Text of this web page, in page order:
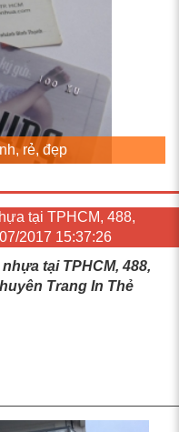
rẻ, đẹp
tại TPHCM, 488,
2017 15:37:26
tại TPHCM, 488,
Trang In Thẻ